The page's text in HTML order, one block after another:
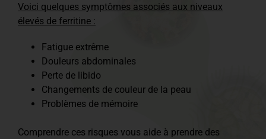
Voici quelques symptômes associés aux niveaux
élevés de ferritine :
Fatigue extrême
Douleurs abdominales
Perte de libido
Changements de couleur de la peau
Problèmes de mémoire
Comprendre ces risques vous aide à prendre des